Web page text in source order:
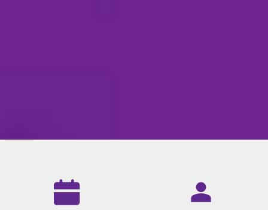
Resultados da nossa agência de marketing digital: mais